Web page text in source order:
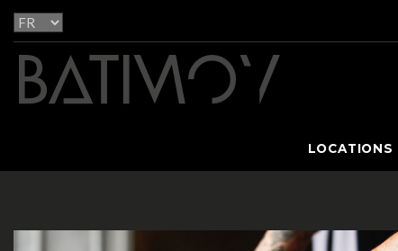
LOCATIONS